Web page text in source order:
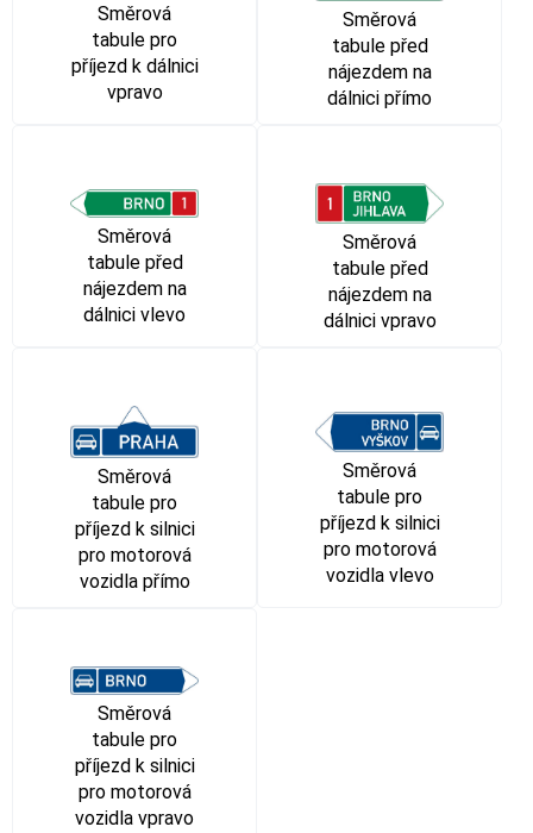
Směrová
tabule pro
příjezd k dálnici
vpravo
Směrová
tabule před
nájezdem na
dálnici přímo
Směrová
tabule před
nájezdem na
dálnici vlevo
Směrová
tabule před
nájezdem na
dálnici vpravo
Směrová
tabule pro
příjezd k silnici
pro motorová
vozidla přímo
Směrová
tabule pro
příjezd k silnici
pro motorová
vozidla vlevo
Směrová
tabule pro
příjezd k silnici
pro motorová
vozidla vpravo